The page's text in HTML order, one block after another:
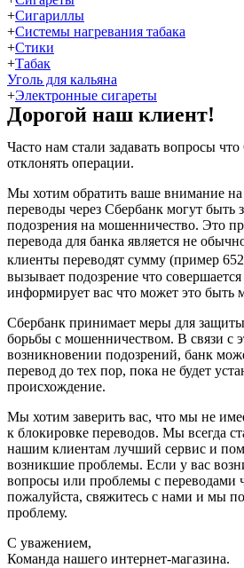
+Сигариллы
+Системы нагревания табака
+Стики
+Табак
Уголь для кальяна
+Электронные сигареты
Дорогой наш клиент!
Часто нам стали задавать вопросы
отклонять операции.
Мы хотим обратить ваше внимание на
переводы через Сбербанк могут быть
подозрения на мошенничество. Это
перевода для банка является не
клиенты переводят сумму (пример
вызывает подозрение что
информирует вас что может это быть
Сбербанк принимает меры для
борьбы с мошенничеством. В связи с
возникновении подозрений, банк
перевод до тех пор, пока не будет
происхождение.
Мы хотим заверить вас, что мы не
к блокировке переводов. Мы всегда
нашим клиентам лучший сервис и
возникшие проблемы. Если у вас
вопросы или проблемы с переводами
пожалуйста, свяжитесь с нами и мы
проблему.
С уважением,
Команда нашего интернет-магазина.